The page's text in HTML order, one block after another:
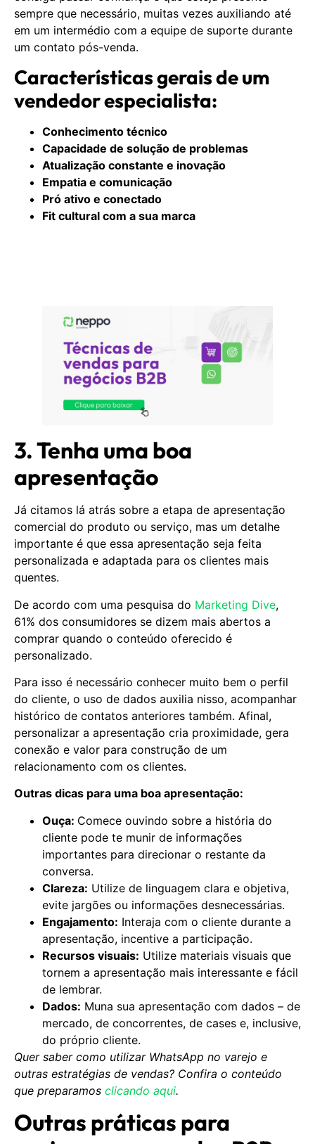
sempre que necessário, muitas vezes auxiliando até
em um intermédio com a equipe de suporte durante
um contato pós-venda.
Características gerais de um
vendedor especialista:
Conhecimento técnico
Capacidade de solução de problemas
Atualização constante e inovação
Empatia e comunicação
Pró ativo e conectado
Fit cultural com a sua marca
3. Tenha uma boa
apresentação
Já citamos lá atrás sobre a etapa de apresentação
comercial do produto ou serviço, mas um detalhe
importante é que essa apresentação seja feita
personalizada e adaptada para os clientes mais
quentes.
De acordo com uma pesquisa do Marketing Dive,
61% dos consumidores se dizem mais abertos a
comprar quando o conteúdo oferecido é
personalizado.
Para isso é necessário conhecer muito bem o perfil
do cliente, o uso de dados auxilia nisso, acompanhar
histórico de contatos anteriores também. Afinal,
personalizar a apresentação cria proximidade, gera
conexão e valor para construção de um
relacionamento com os clientes.
Outras dicas para uma boa apresentação:
Ouça: Comece ouvindo sobre a história do
cliente pode te munir de informações
importantes para direcionar o restante da
conversa.
Clareza: Utilize de linguagem clara e objetiva,
evite jargões ou informações desnecessárias.
Engajamento: Interaja com o cliente durante a
apresentação, incentive a participação.
Recursos visuais: Utilize materiais visuais que
tornem a apresentação mais interessante e fácil
de lembrar.
Dados: Muna sua apresentação com dados – de
mercado, de concorrentes, de cases e, inclusive,
do próprio cliente.
Quer saber como utilizar WhatsApp no varejo e
outras estratégias de vendas? Confira o conteúdo
que preparamos clicando aqui.
Outras práticas para